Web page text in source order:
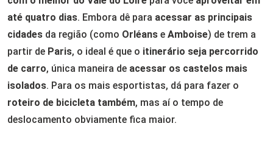
até quatro dias. Embora dê para acessar as principais
cidades da região (como Orléans e Amboise) de trem a
partir de Paris, o ideal é que o itinerário seja percorrido
de carro, única maneira de acessar os castelos mais
isolados. Para os mais esportistas, dá para fazer o
roteiro de bicicleta também, mas aí o tempo de
deslocamento obviamente fica maior.